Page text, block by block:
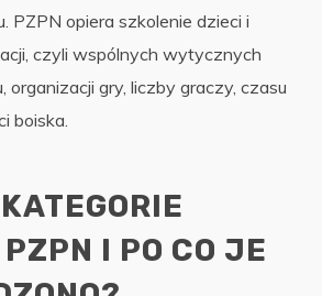
PZPN opiera szkolenie dzieci i
czyli wspólnych wytycznych
gry, liczby graczy, czasu
boiska.
PZPN I PO CO JE